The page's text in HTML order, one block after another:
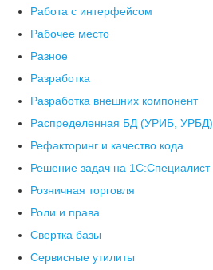
Работа с интерфейсом
Рабочее место
Разное
Разработка
Разработка внешних компонент
Распределенная БД (УРИБ, УРБД)
Рефакторинг и качество кода
Решение задач на 1С:Специалист
Розничная торговля
Роли и права
Свертка базы
Сервисные утилиты